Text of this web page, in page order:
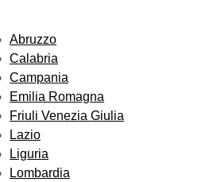
Abruzzo
Calabria
Campania
Emilia Romagna
Friuli Venezia Giulia
Lazio
Liguria
Lombardia